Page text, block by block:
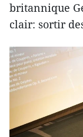
britannique
clair: sortir